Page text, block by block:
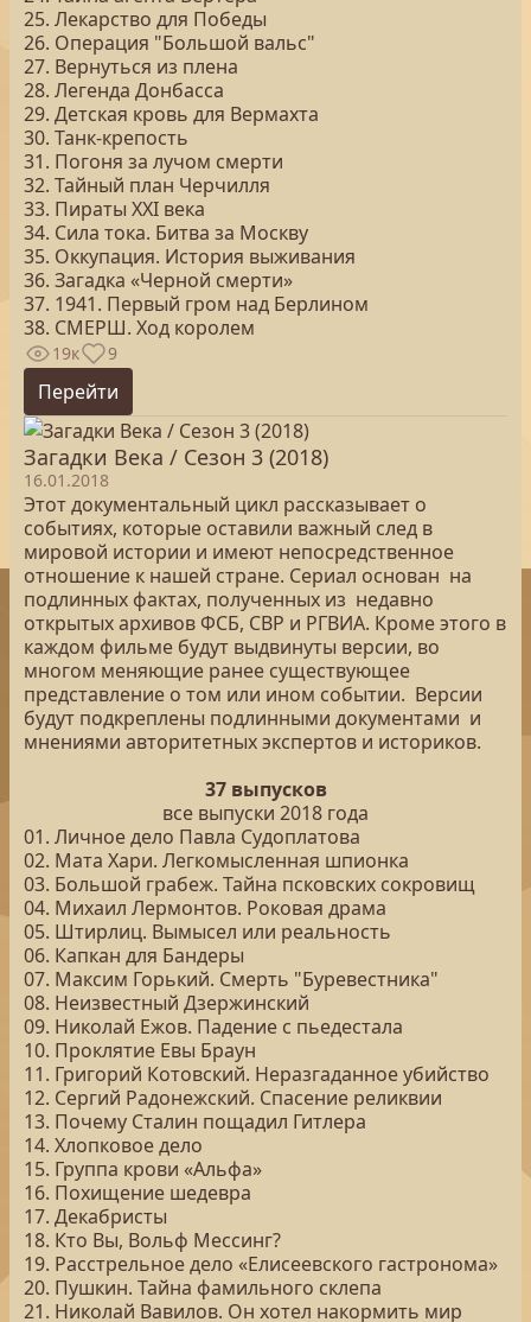
25. Лекарство для Победы
26. Операция "Большой вальс"
27. Вернуться из плена
28. Легенда Донбасса
29. Детская кровь для Вермахта
30. Танк-крепость
31. Погоня за лучом смерти
32. Тайный план Черчилля
33. Пираты ХХI века
34. Сила тока. Битва за Москву
35. Оккупация. История выживания
36. Загадка «Черной смерти»
37. 1941. Первый гром над Берлином
38. СМЕРШ. Ход королем
19к 9
Перейти
Загадки Века / Сезон 3 (2018)
16.01.2018
Этот документальный цикл рассказывает о
событиях, которые оставили важный след в
мировой истории и имеют непосредственное
отношение к нашей стране. Сериал основан на
подлинных фактах, полученных из недавно
открытых архивов ФСБ, СВР и РГВИА. Кроме этого в
каждом фильме будут выдвинуты версии, во
многом меняющие ранее существующее
представление о том или ином событии. Версии
будут подкреплены подлинными документами и
мнениями авторитетных экспертов и историков.
37 выпусков
все выпуски 2018 года
01. Личное дело Павла Судоплатова
02. Мата Хари. Легкомысленная шпионка
03. Большой грабеж. Тайна псковских сокровищ
04. Михаил Лермонтов. Роковая драма
05. Штирлиц. Вымысел или реальность
06. Капкан для Бандеры
07. Максим Горький. Смерть "Буревестника"
08. Неизвестный Дзержинский
09. Николай Ежов. Падение с пьедестала
10. Проклятие Евы Браун
11. Григорий Котовский. Неразгаданное убийство
12. Сергий Радонежский. Спасение реликвии
13. Почему Сталин пощадил Гитлера
14. Хлопковое дело
15. Группа крови «Альфа»
16. Похищение шедевра
17. Декабристы
18. Кто Вы, Вольф Мессинг?
19. Расстрельное дело «Елисеевского гастронома»
20. Пушкин. Тайна фамильного склепа
21. Николай Вавилов. Он хотел накормить мир